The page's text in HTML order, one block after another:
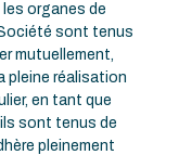
organes de
sont tenus
mutuellement,
pleine réalisation
en tant que
sont tenus de
pleinement